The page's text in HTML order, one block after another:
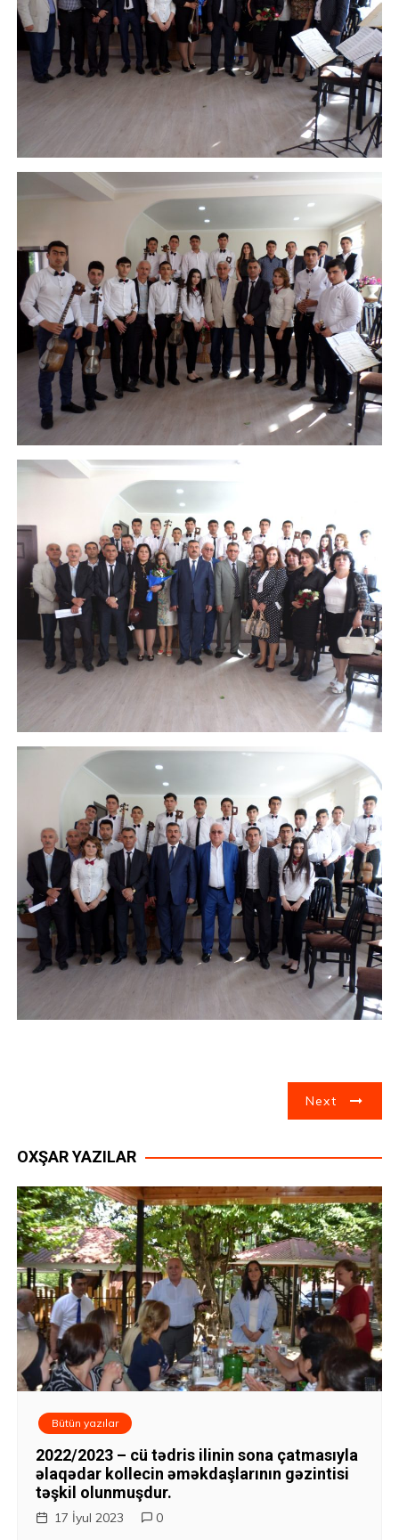
z
ı
n
a
v
i
Next
OXŞAR YAZILAR
Bütün yazılar
2022/2023 – cü tədris ilinin sona çatmasıyla
əlaqədar kollecin əməkdaşlarının gəzintisi
təşkil olunmuşdur.
17 İyul 2023 0